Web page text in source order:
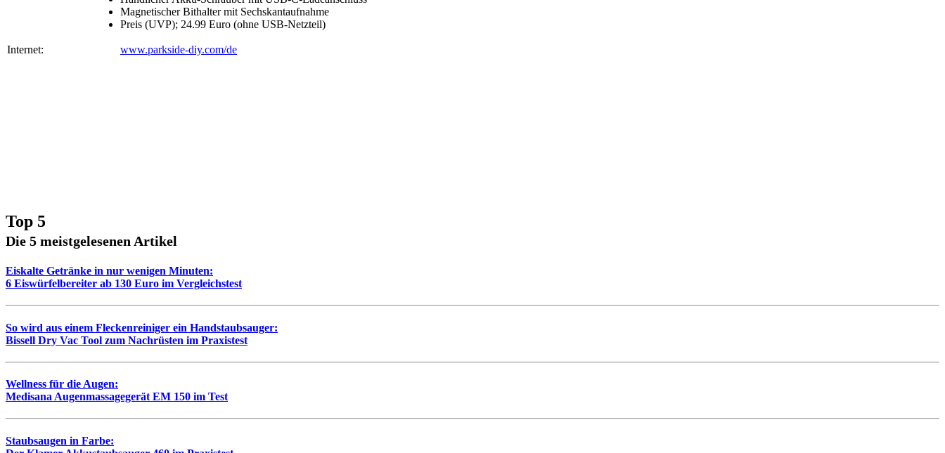
Magnetischer Bithalter mit Sechskantaufnahme
Preis (UVP); 24.99 Euro (ohne USB-Netzteil)
Internet: www.parkside-diy.com/de
Top 5
Die 5 meistgelesenen Artikel
Eiskalte Getränke in nur wenigen Minuten:
6 Eiswürfelbereiter ab 130 Euro im Vergleichstest
So wird aus einem Fleckenreiniger ein Handstaubsauger:
Bissell Dry Vac Tool zum Nachrüsten im Praxistest
Wellness für die Augen:
Medisana Augenmassagegerät EM 150 im Test
Staubsaugen in Farbe: